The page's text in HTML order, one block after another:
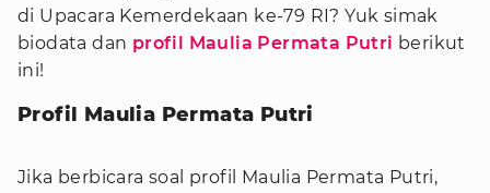
di Upacara Kemerdekaan ke-79 RI? Yuk simak
biodata dan profil Maulia Permata Putri berikut
ini!
Profil Maulia Permata Putri
Jika berbicara soal profil Maulia Permata Putri,